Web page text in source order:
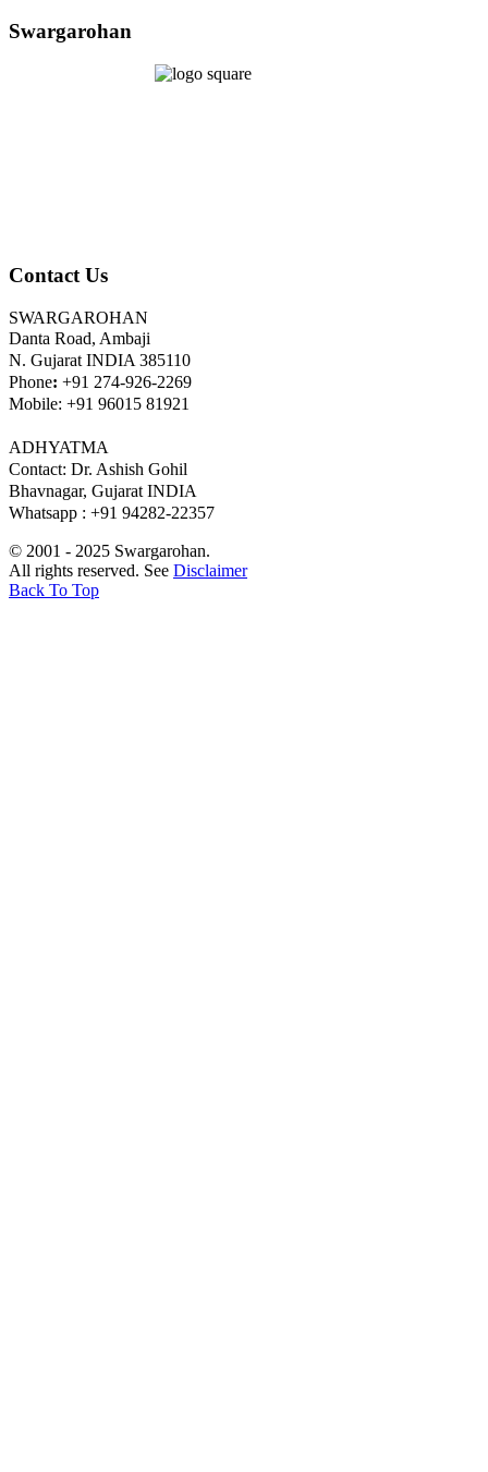
Swargarohan
Contact Us
SWARGAROHAN
Danta Road, Ambaji
N. Gujarat INDIA 385110
Phone: +91 274-926-2269
Mobile: +91 96015 81921
ADHYATMA
Contact: Dr. Ashish Gohil
Bhavnagar, Gujarat INDIA
Whatsapp : +91 94282-22357
© 2001 - 2025 Swargarohan.
All rights reserved. See Disclaimer
Back To Top